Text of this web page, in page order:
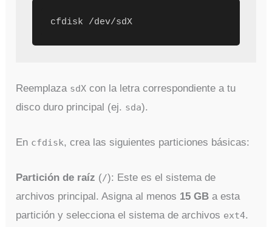
cfdisk /dev/sdX
Reemplaza sdX con la letra correspondiente a tu
disco duro principal (ej. sda).
En cfdisk, crea las siguientes particiones básicas:
Partición de raíz (/): Este es el sistema de
archivos principal. Asigna al menos 15 GB a esta
partición y selecciona el sistema de archivos ext4.